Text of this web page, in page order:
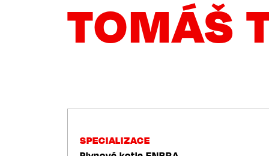
NAVIGACE
TOMÁŠ
SPECIALIZACE